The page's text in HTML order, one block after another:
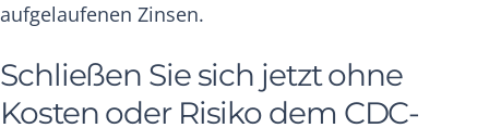
aufgelaufenen Zinsen.
Schließen Sie sich jetzt ohne
Kosten oder Risiko dem CDC-